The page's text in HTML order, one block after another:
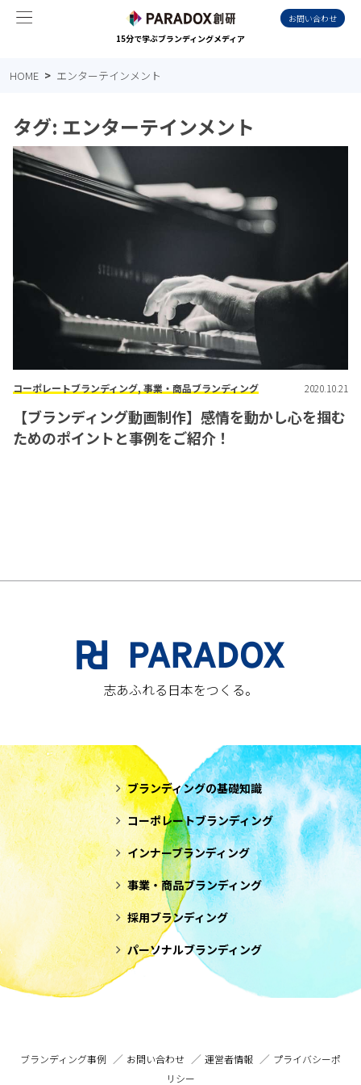
15分で学ぶブランディングメディア
お問い合わせ
HOME エンターテインメント
タグ: エンターテインメント
コーポレートブランディング, 事業・商品ブランディング 2020.10.21
【ブランディング動画制作】感情を動かし心を掴む
ためのポイントと事例をご紹介！
志あふれる日本をつくる。
ブランディングの基礎知識
コーポレートブランディング
インナーブランディング
事業・商品ブランディング
採用ブランディング
パーソナルブランディング
ブランディング事例 お問い合わせ 運営者情報
プライバシーポ
リシー